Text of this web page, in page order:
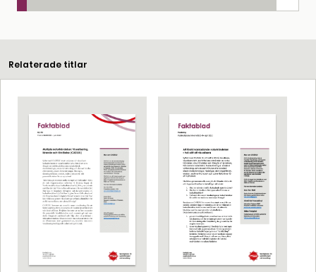
Relaterade titlar